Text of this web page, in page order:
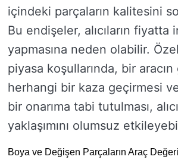
içindeki parçaların kalitesini
Bu endişeler, alıcıların fiyatta
yapmasına neden olabilir.
piyasa koşullarında, bir
herhangi bir kaza geçirmesi
bir onarıma tabi tutulması,
yaklaşımını olumsuz
Boya ve Değişen Parçaların Araç